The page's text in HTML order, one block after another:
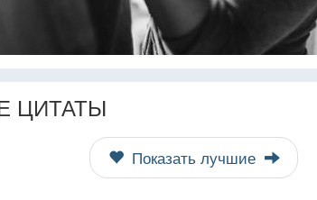
ЦИТАТЫ
Показать лучшие